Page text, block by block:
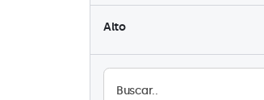
Ajuste de brillo
4
Alta luminosidad
0
Legible a la luz del sol
Alto